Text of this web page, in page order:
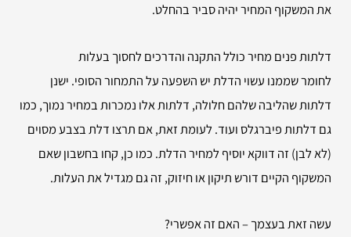
את המשקוף המחיר יהיה סביר בהחלט.
דלתות פנים מחיר כולל התקנה והדרכים לחסוך בעלות
לחומר שממנו עשוי הדלת יש השפעה על התמחור הסופי. ישנן
דלתות שהליבה שלהם חלולה, דלתות אלו נמכרות במחיר נמוך, כמו
גם דלתות פיברגלס ועוד. לעומת זאת, אם תרצו דלת בצבע מסוים
(לא לבן) זה דווקא יוסיף למחיר הדלת. כמו כן, קחו בחשבון שאם
המשקוף הקיים דורש תיקון או חיזוק, זה גם מגדיל את העלות.
עשה זאת בעצמך – האם זה אפשרי?